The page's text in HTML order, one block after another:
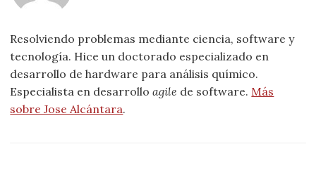
Resolviendo problemas mediante ciencia, software y
tecnología. Hice un doctorado especializado en
desarrollo de hardware para análisis químico.
Especialista en desarrolloagile de software. Más
sobre Jose Alcántara.